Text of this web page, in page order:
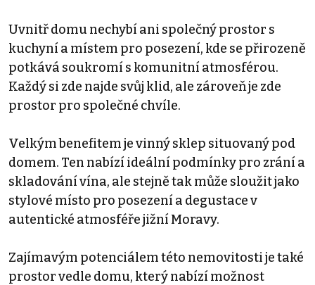
Uvnitř domu nechybí ani společný prostor s
kuchyní a místem pro posezení, kde se přirozeně
potkává soukromí s komunitní atmosférou.
Každý si zde najde svůj klid, ale zároveň je zde
prostor pro společné chvíle.
Velkým benefitem je vinný sklep situovaný pod
domem. Ten nabízí ideální podmínky pro zrání a
skladování vína, ale stejně tak může sloužit jako
stylové místo pro posezení a degustace v
autentické atmosféře jižní Moravy.
Zajímavým potenciálem této nemovitosti je také
prostor vedle domu, který nabízí možnost